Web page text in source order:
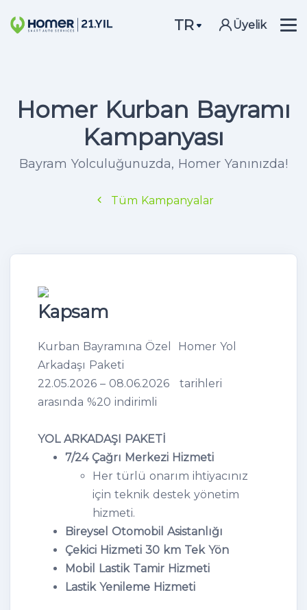
TR Üyelik
Homer Kurban Bayramı
Kampanyası
Bayram Yolculuğunuzda, Homer Yanınızda!
Tüm Kampanyalar
Kapsam
Kurban Bayramına Özel Homer Yol
Arkadaşı Paketi
22.05.2026 – 08.06.2026 tarihleri
arasında %20 indirimli
YOL ARKADAŞI PAKETİ
7/24 Çağrı Merkezi Hizmeti
Her türlü onarım ihtiyacınız
için teknik destek yönetim
hizmeti.
Bireysel Otomobil Asistanlığı
Çekici Hizmeti 30 km Tek Yön
Mobil Lastik Tamir Hizmeti
Lastik Yenileme Hizmeti